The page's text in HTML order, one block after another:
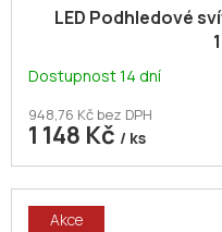
LED Podhledové
Dostupnost 14 dní
948,76 Kč bez DPH
1 148 Kč / ks
Akce